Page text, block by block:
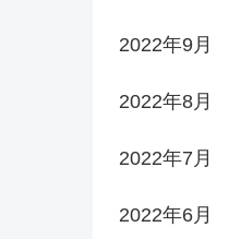
2022年9月
2022年8月
2022年7月
2022年6月